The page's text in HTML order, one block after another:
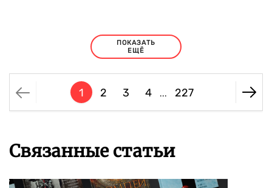
ПОКАЗАТЬ
ЕЩЁ
1 2 3 4 ... 227
Связанные статьи